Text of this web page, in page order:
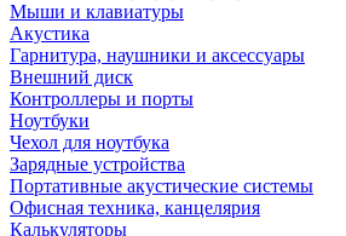
Мыши и клавиатуры
Акустика
Гарнитура, наушники и аксессуары
Внешний диск
Контроллеры и порты
Ноутбуки
Чехол для ноутбука
Зарядные устройства
Портативные акустические системы
Офисная техника, канцелярия
Калькуляторы